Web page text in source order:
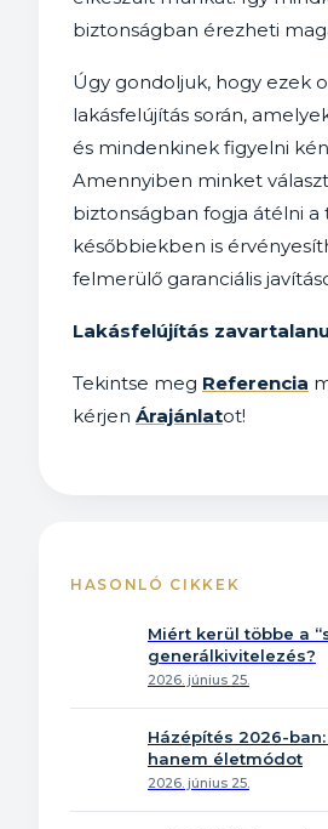
biztonságban érezheti
Úgy gondoljuk, hogy ezek
lakásfelújítás során,
és mindenkinek figyelni
Amennyiben minket
biztonságban fogja átélni a
későbbiekben is
felmerülő garanciális
Lakásfelújítás
Tekintse meg Referencia
kérjen Árajánlatot!
HASONLÓ CIKKEK
Miért kerül többe a
generálkivitelezés?
2026. június 25.
Házépítés 2026-
hanem életmódot
2026. június 25.